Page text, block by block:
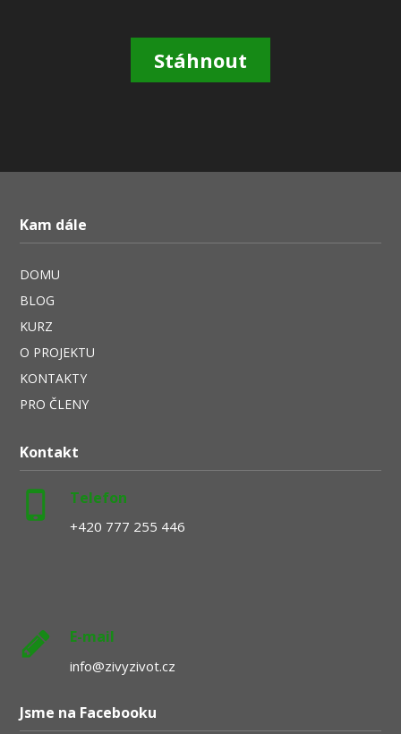
Stáhnout
Kam dále
DOMU
BLOG
KURZ
O PROJEKTU
KONTAKTY
PRO ČLENY
Kontakt
Telefon
+420 777 255 446
E-mail
info@zivyzivot.cz
Jsme na Facebooku